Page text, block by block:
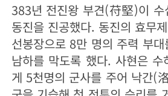
383년 전진왕 부견(苻堅)이 수
동진을 진공했다. 동진의 효무
선봉장으로 8만 명의 주력 부
남하를 막도록 했다. 사현은 수
게 5천명의 군사를 주어 낙간(